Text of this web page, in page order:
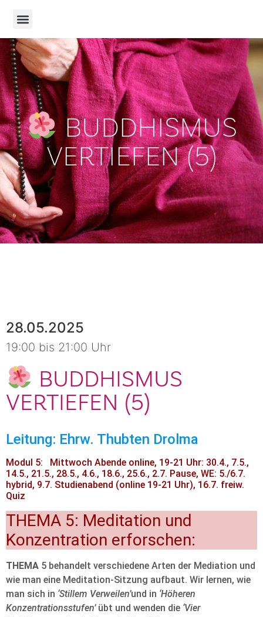
BUDDHISMUS
VERTIEFEN (5)
28.05.2025
19:00 bis 21:00 Uhr
BUDDHISMUS
VERTIEFEN (5)
Leitung: Ehrw. Thubten Drolma
Modul 5: Mittwoch Abende online, 19-21 Uhr: 30.4., 7.5.,
14.5., 21.5., 28.5., 4.6., 18.6., 25.6., 2.7. Pause, WE: 5./6.7.
hybrid, 9.7. Studienabend (online 19-21 Uhr), 16.7. freiw.
Quiz
THEMA 5: Meditation und
Konzentration erforschen:
THEMA 5 behandelt verschiedene Arten der Mediation und
wie man eine Meditation-Sitzung aufbaut. Wir lernen, wie
man sich in ‘Stillem Verweilen’und in ‘Höheren
Konzentrationsstufen’übt und wenden die ‘Vier